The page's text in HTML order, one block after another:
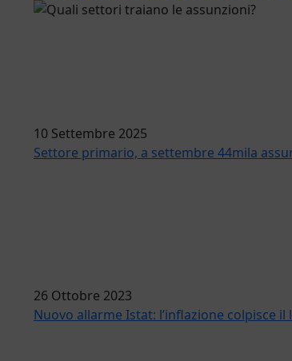
10 Settembre 2025
Settore primario, a settembre 44mila
26 Ottobre 2023
Nuovo allarme Istat: l’inflazione colpisce